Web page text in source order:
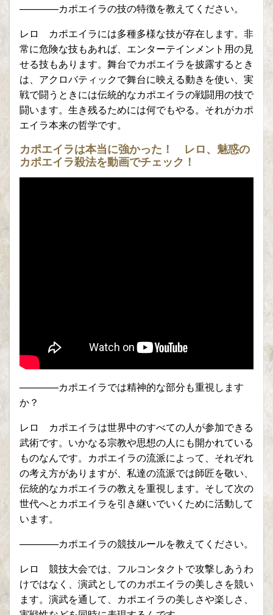
————カポエイラの技の特徴を教えてください。
レロ カポエイラには多種多様な技が存在します。非
常に危険な技もあれば、エンターテインメント用の見
せる技もあります。舞台でカポエイラを披露するとき
は、アクロバティックで舞台に映える動きを使い、実
戦で闘うときには伝統的なカポエイラの戦闘用の技で
闘います。生き残るためには何でもやる。それがカポ
エイラ本来の哲学です。
カポエイラは本当に強かった！ レロ、魅惑の
カポエイラ殺法を動画でチェック！
————カポエイラでは精神的な部分も重視します
か？
レロ カポエイラは世界中のすべての人が参加できる
武術です。いかなる宗教や思想の人にも開かれている
ものなんです。カポエイラの流派によって、それぞれ
の考え方がありますが、私達の流派では師匠を敬い、
伝統的なカポエイラの教えを重視します。そして次の
世代へとカポエイラを引き継いでいくために活動して
います。
————カポエイラの競技ルールを教えてください。
レロ 競技大会では、フルコンタクトで攻撃しあうわ
けではなく、演武としてのカポエイラの美しさを競い
ます。演武を通して、カポエイラの美しさや楽しさ、